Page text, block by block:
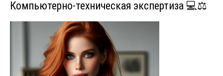
Компьютерно-техническая экспертиза 💻⚖